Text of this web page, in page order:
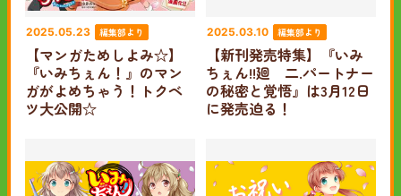
2025.05.23 編集部より
【マンガためしよみ☆】
『いみちぇん！』のマン
ガがよめちゃう！トクベ
ツ大公開☆
2025.03.10 編集部より
【新刊発売特集】『いみ
ちぇん!!廻 二.パートナー
の秘密と覚悟』は3月12日
に発売迫る！